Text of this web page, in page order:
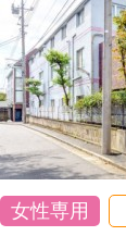
女性専用